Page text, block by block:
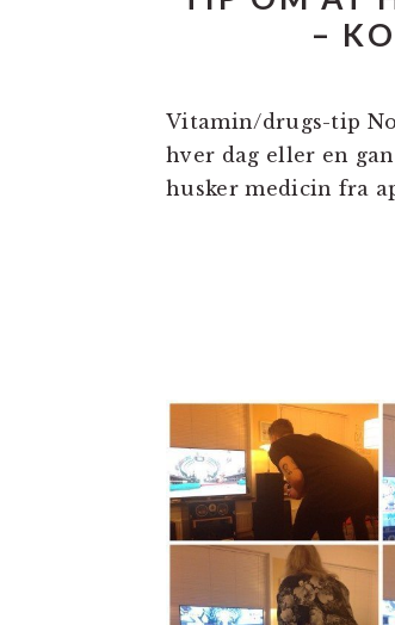
–
Vitamin/drugs-tip
hver dag eller en
husker medicin fra